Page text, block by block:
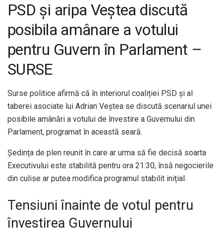
PSD și aripa Veștea discută
posibila amânare a votului
pentru Guvern în Parlament –
SURSE
Surse politice afirmă că în interiorul coaliției PSD și al
taberei asociate lui Adrian Veștea se discută scenariul unei
posibile amânări a votului de învestire a Guvernului din
Parlament, programat în această seară.
Ședința de plen reunit în care ar urma să fie decisă soarta
Executivului este stabilită pentru ora 21:30, însă negocierile
din culise ar putea modifica programul stabilit inițial.
Tensiuni înainte de votul pentru
învestirea Guvernului